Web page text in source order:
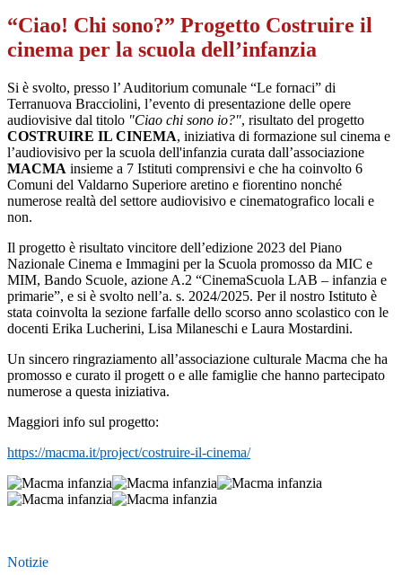
“Ciao! Chi sono?” Progetto Costruire il
cinema per la scuola dell’infanzia
Si è svolto, presso l’ Auditorium comunale “Le fornaci” di
Terranuova Bracciolini, l’evento di presentazione delle opere
audiovisive dal titolo "Ciao chi sono io?", risultato del progetto
COSTRUIRE IL CINEMA, iniziativa di formazione sul cinema e
l’audiovisivo per la scuola dell'infanzia curata dall’associazione
MACMA insieme a 7 Istituti comprensivi e che ha coinvolto 6
Comuni del Valdarno Superiore aretino e fiorentino nonché
numerose realtà del settore audiovisivo e cinematografico locali e
non.
Il progetto è risultato vincitore dell’edizione 2023 del Piano
Nazionale Cinema e Immagini per la Scuola promosso da MIC e
MIM, Bando Scuole, azione A.2 “CinemaScuola LAB – infanzia e
primarie”, e si è svolto nell’a. s. 2024/2025. Per il nostro Istituto è
stata coinvolta la sezione farfalle dello scorso anno scolastico con le
docenti Erika Lucherini, Lisa Milaneschi e Laura Mostardini.
Un sincero ringraziamento all’associazione culturale Macma che ha
promosso e curato il progett o e alle famiglie che hanno partecipato
numerose a questa iniziativa.
Maggiori info sul progetto:
https://macma.it/project/costruire-il-cinema/
Notizie